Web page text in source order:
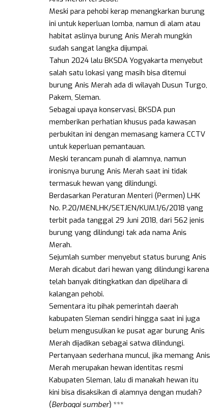
Meski para pehobi kerap menangkarkan burung
ini untuk keperluan lomba, namun di alam atau
habitat aslinya burung Anis Merah mungkin
sudah sangat langka dijumpai.
Tahun 2024 lalu BKSDA Yogyakarta menyebut
salah satu lokasi yang masih bisa ditemui
burung Anis Merah ada di wilayah Dusun Turgo,
Pakem, Sleman.
Sebagai upaya konservasi, BKSDA pun
memberikan perhatian khusus pada kawasan
perbukitan ini dengan memasang kamera CCTV
untuk keperluan pemantauan.
Meski terancam punah di alamnya, namun
ironisnya burung Anis Merah saat ini tidak
termasuk hewan yang dilindungi.
Berdasarkan Peraturan Menteri (Permen) LHK
No. P.20/MENLHK/SETJEN/KUM.1/6/2018 yang
terbit pada tanggal 29 Juni 2018, dari 562 jenis
burung yang dilindungi tak ada nama Anis
Merah.
Sejumlah sumber menyebut status burung Anis
Merah dicabut dari hewan yang dilindungi karena
telah banyak ditingkatkan dan dipelihara di
kalangan pehobi.
Sementara itu pihak pemerintah daerah
kabupaten Sleman sendiri hingga saat ini juga
belum mengusulkan ke pusat agar burung Anis
Merah dijadikan sebagai satwa dilindungi.
Pertanyaan sederhana muncul, jika memang Anis
Merah merupakan hewan identitas resmi
Kabupaten Sleman, lalu di manakah hewan itu
kini bisa disaksikan di alamnya dengan mudah?
(Berbagai sumber) ***